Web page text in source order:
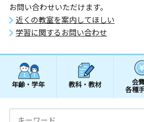
お問い合わせいただけます。
近くの教室を案内してほしい
学習に関するお問い合わせ
年齢・学年 教科・教材 会
各種